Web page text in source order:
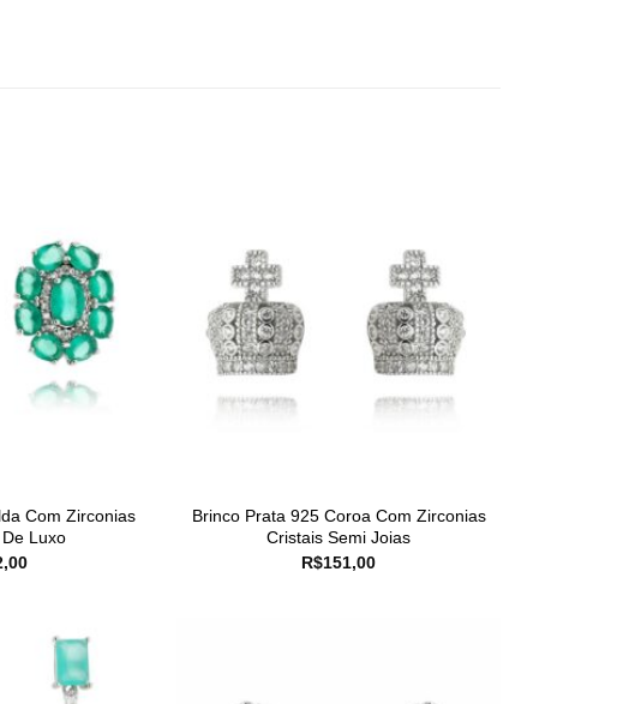
Com Zirconias
Luxo
Brinco Prata 925 Coroa Com Zirconias
Cristais Semi Joias
R$151,00